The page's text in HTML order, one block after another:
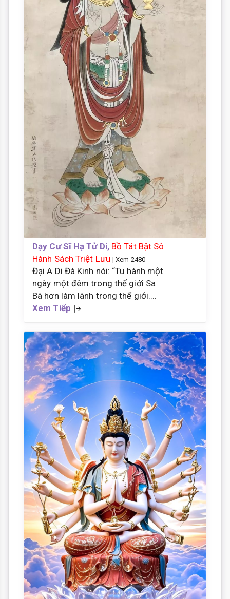
Dạy Cư Sĩ Hạ Tử Di, Bồ Tát Bật Sô
Hành Sách Triệt Lưu | Xem 2480
Đại A Di Đà Kinh nói: “Tu hành một
ngày một đêm trong thế giới Sa
Bà hơn làm lành trong thế giới....
Xem Tiếp